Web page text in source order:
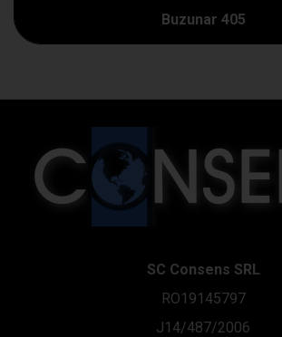
Buzunar 405
SC Consens SRL
RO19145797
J14/487/2006